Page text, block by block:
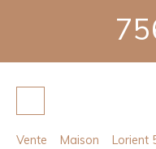
Vente Maison
Lorient